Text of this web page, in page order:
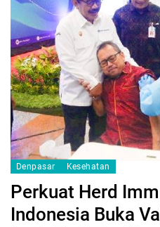
Denpasar Kesehatan
Perkuat Herd
Indonesia Buka